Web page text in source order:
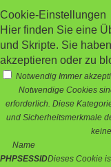
Cookie-Einstellungen
Hier finden Sie eine
und Skripte. Sie
akzeptieren oder zu
Notwendig Immer
Notwendige Cookies
erforderlich. Diese
und Sicherheitsmerkmale
Name
PHPSESSIDDieses Cookie